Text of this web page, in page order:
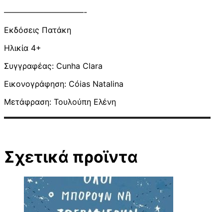
——————————-
Εκδόσεις Πατάκη
Ηλικία 4+
Συγγραφέας: Cunha Clara
Εικονογράφηση: Cóias Natalina
Μετάφραση: Τουλούπη Ελένη
Σχετικά προϊντα